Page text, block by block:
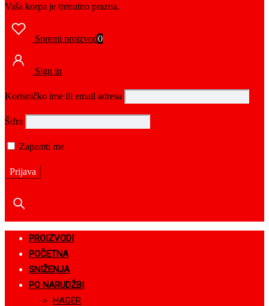
Vaša korpa je trenutno prazna.
Spremi proizvod0
Sign in
Korisničko ime ili email adresa
Šifra
Zapamti me
PROIZVODI
POČETNA
SNIŽENJA
PO NARUDŽBI
HAGER